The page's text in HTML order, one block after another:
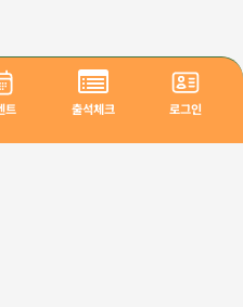
트 출석체크 로그인